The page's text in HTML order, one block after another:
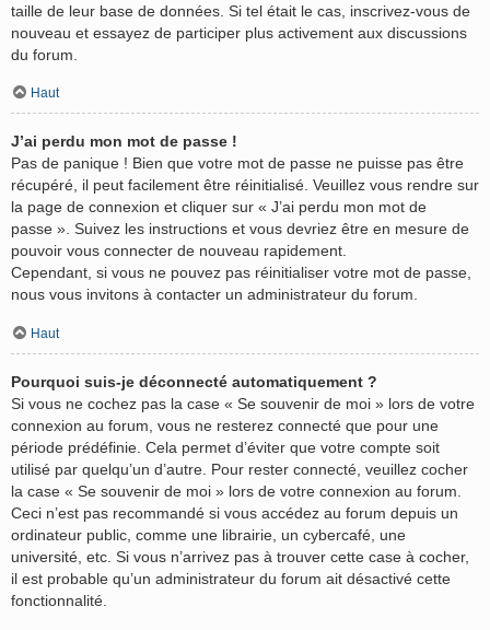
taille de leur base de données. Si tel était le cas, inscrivez-vous de
nouveau et essayez de participer plus activement aux discussions
du forum.
Haut
J’ai perdu mon mot de passe !
Pas de panique ! Bien que votre mot de passe ne puisse pas être
récupéré, il peut facilement être réinitialisé. Veuillez vous rendre sur
la page de connexion et cliquer sur « J’ai perdu mon mot de
passe ». Suivez les instructions et vous devriez être en mesure de
pouvoir vous connecter de nouveau rapidement.
Cependant, si vous ne pouvez pas réinitialiser votre mot de passe,
nous vous invitons à contacter un administrateur du forum.
Haut
Pourquoi suis-je déconnecté automatiquement ?
Si vous ne cochez pas la case « Se souvenir de moi » lors de votre
connexion au forum, vous ne resterez connecté que pour une
période prédéfinie. Cela permet d’éviter que votre compte soit
utilisé par quelqu’un d’autre. Pour rester connecté, veuillez cocher
la case « Se souvenir de moi » lors de votre connexion au forum.
Ceci n’est pas recommandé si vous accédez au forum depuis un
ordinateur public, comme une librairie, un cybercafé, une
université, etc. Si vous n’arrivez pas à trouver cette case à cocher,
il est probable qu’un administrateur du forum ait désactivé cette
fonctionnalité.